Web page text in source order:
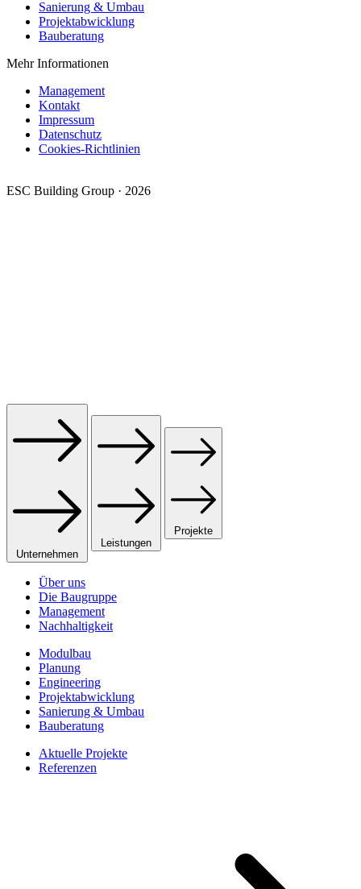
Sanierung & Umbau
Projektabwicklung
Bauberatung
Mehr Informationen
Management
Kontakt
Impressum
Datenschutz
Cookies-Richtlinien
ESC Building Group · 2026
Unternehmen
Leistungen
Projekte
Über uns
Die Baugruppe
Management
Nachhaltigkeit
Modulbau
Planung
Engineering
Projekt­abwicklung
Sanierung & Umbau
Bauberatung
Aktuelle Projekte
Referenzen